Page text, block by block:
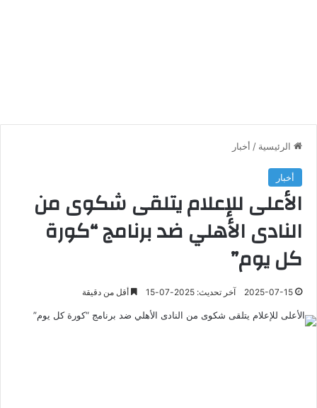
الرئيسية / أخبار
أخبار
الأعلى للإعلام يتلقى شكوى من
النادى الأهلي ضد برنامج “كورة
كل يوم”
2025-07-15 آخر تحديث: 2025-07-15 أقل من دقيقة